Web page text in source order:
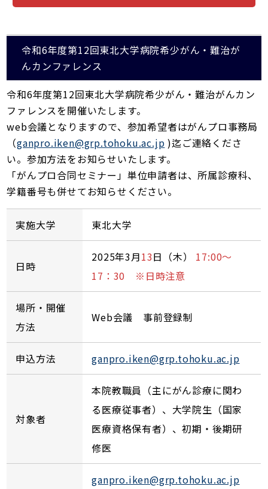
令和6年度第12回東北大学病院希少がん・難治が
んカンファレンス
令和6年度第12回東北大学病院希少がん・難治がんカン
ファレンスを開催いたします。
web会議となりますので、参加希望者はがんプロ事務局
（ganpro.iken@grp.tohoku.ac.jp )迄ご連絡くださ
い。参加方法をお知らせいたします。
「がんプロ合同セミナー」単位申請者は、所属診療科、
学籍番号も併せてお知らせください。
実施大学 東北大学
日時
2025年3月13日（木） 17:00～
17：30 ※日時注意
場所・開催
方法
Web会議 事前登録制
申込方法 ganpro.iken@grp.tohoku.ac.jp
対象者
本院教職員（主にがん診療に関わ
る医療従事者）、大学院生（国家
医療資格保有者）、初期・後期研
修医
ganpro.iken@grp.tohoku.ac.jp